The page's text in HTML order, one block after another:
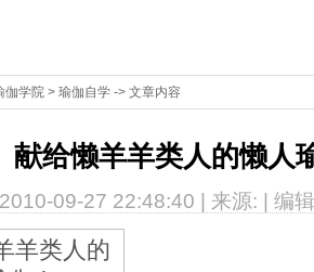
伽学院 > 瑜伽自学 -> 文章内容
献给懒羊羊类人的懒人
09-27 22:48:40 | 来源: | 编